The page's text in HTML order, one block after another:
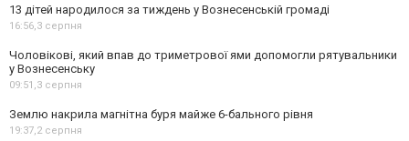
13 дітей народилося за тиждень у Вознесенській громаді
16:56,3 серпня
Чоловікові, який впав до триметрової ями допомогли рятувальники
у Вознесенську
09:51,3 серпня
Землю накрила магнітна буря майже 6-бального рівня
19:37,2 серпня